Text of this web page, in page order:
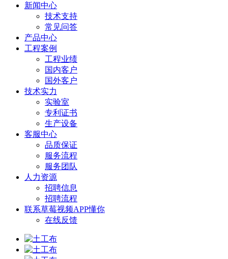
新闻中心
技术支持
常见问答
产品中心
工程案例
工程业绩
国内客户
国外客户
技术实力
实验室
专利证书
生产设备
客服中心
品质保证
服务流程
服务团队
人力资源
招聘信息
招聘流程
联系草莓视频APP懂你
在线反馈